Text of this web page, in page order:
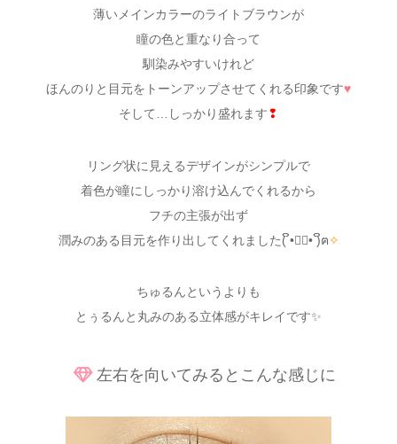
薄いメインカラーのライトブラウンが
瞳の色と重なり合って
馴染みやすいけれど
ほんのりと目元をトーンアップさせてくれる印象です♥
そして…しっかり盛れます❢
リング状に見えるデザインがシンプルで
着色が瞳にしっかり溶け込んでくれるから
フチの主張が出ず
潤みのある目元を作り出してくれました( ິ•ᆺ⃘• )ິฅ✧
ちゅるんというよりも
とぅるんと丸みのある立体感がキレイです✨
左右を向いてみるとこんな感じに